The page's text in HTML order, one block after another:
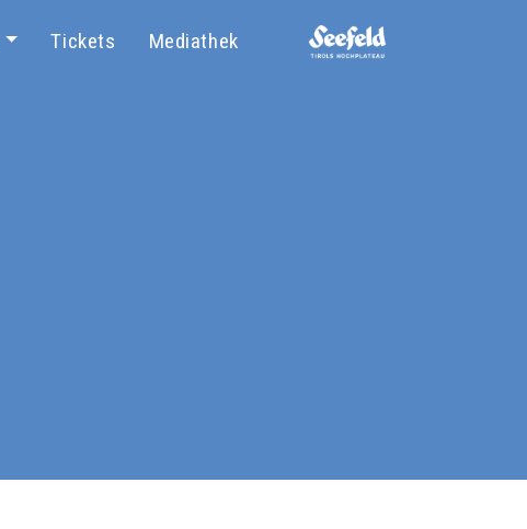
Tickets Mediathek